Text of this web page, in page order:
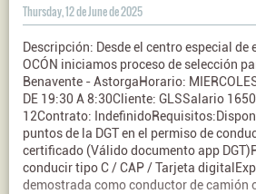
Thursday, 12 de June de 2025
Descripción: Desde el centro especial de
OCÓN iniciamos proceso de selección
Benavente - AstorgaHorario:
DE 19:30 A 8:30Cliente: GLSSalario
12Contrato:
puntos de la DGT en el permiso de
certificado (Válido documento app
conducir tipo C / CAP / Tarjeta
demostrada como conductor de camión